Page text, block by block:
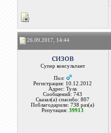
26.09.2017, 14:44
сизов
Супер консультант
Пол:
Регистрация: 10.12.2012
Адрес: Тула
Сообщений: 743
Сказал(а) спасибо: 807
Поблагодарили: 738 раз(а)
Репутация:39913